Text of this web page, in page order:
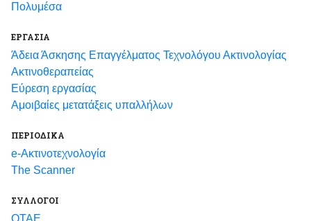
Πολυμέσα
ΕΡΓΑΣΙΑ
Άδεια Άσκησης Επαγγέλματος Τεχνολόγου Ακτινολογίας
Ακτινοθεραπείας
Εύρεση εργασίας
Αμοιβαίες μετατάξεις υπαλλήλων
ΠΕΡΙΟΔΙΚΑ
e-Ακτινοτεχνολογία
The Scanner
ΣΥΛΛΟΓΟΙ